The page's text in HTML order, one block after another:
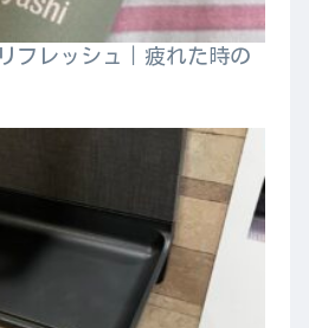
フレッシュ｜疲れた時の